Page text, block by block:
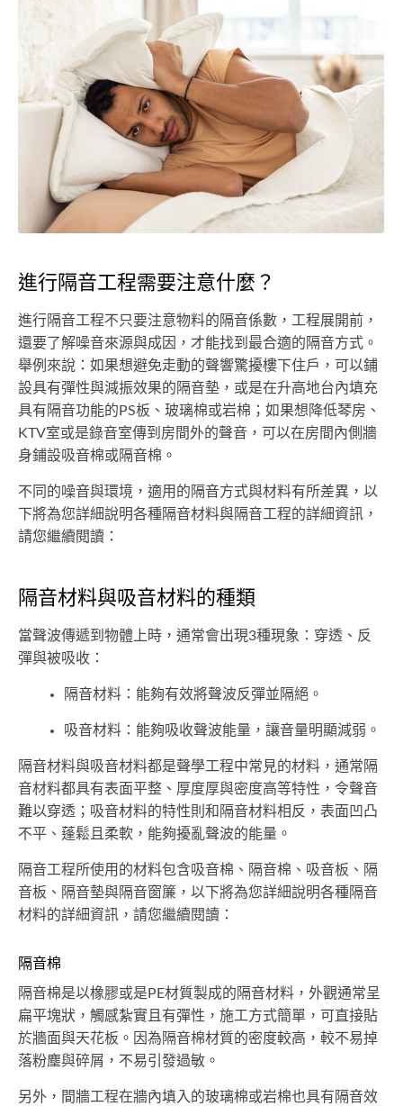
進行隔音工程需要注意什麼？
進行隔音工程不只要注意物料的隔音係數，工程展開前，
還要了解噪音來源與成因，才能找到最合適的隔音方式。
舉例來說：如果想避免走動的聲響驚擾樓下住戶，可以鋪
設具有彈性與減振效果的隔音墊，或是在升高地台內填充
具有隔音功能的PS板、玻璃棉或岩棉；如果想降低琴房、
KTV室或是錄音室傳到房間外的聲音，可以在房間內側牆
身鋪設吸音棉或隔音棉。
不同的噪音與環境，適用的隔音方式與材料有所差異，以
下將為您詳細說明各種隔音材料與隔音工程的詳細資訊，
請您繼續閱讀：
隔音材料與吸音材料的種類
當聲波傳遞到物體上時，通常會出現3種現象：穿透、反
彈與被吸收：
隔音材料：能夠有效將聲波反彈並隔絕。
吸音材料：能夠吸收聲波能量，讓音量明顯減弱。
隔音材料與吸音材料都是聲學工程中常見的材料，通常隔
音材料都具有表面平整、厚度厚與密度高等特性，令聲音
難以穿透；吸音材料的特性則和隔音材料相反，表面凹凸
不平、蓬鬆且柔軟，能夠擾亂聲波的能量。
隔音工程所使用的材料包含吸音棉、隔音棉、吸音板、隔
音板、隔音墊與隔音窗簾，以下將為您詳細說明各種隔音
材料的詳細資訊，請您繼續閱讀：
隔音棉
隔音棉是以橡膠或是PE材質製成的隔音材料，外觀通常呈
扁平塊狀，觸感紮實且有彈性，施工方式簡單，可直接貼
於牆面與天花板。因為隔音棉材質的密度較高，較不易掉
落粉塵與碎屑，不易引發過敏。
另外，間牆工程在牆內填入的玻璃棉或岩棉也具有隔音效